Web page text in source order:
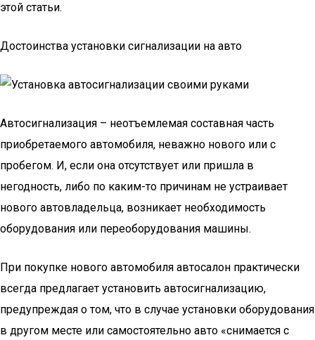
этой статьи.
Достоинства установки сигнализации на авто
Автосигнализация – неотъемлемая составная часть
приобретаемого автомобиля, неважно нового или с
пробегом. И, если она отсутствует или пришла в
негодность, либо по каким-то причинам не устраивает
нового автовладельца, возникает необходимость
оборудования или переоборудования машины.
При покупке нового автомобиля автосалон практически
всегда предлагает установить автосигнализацию,
предупреждая о том, что в случае установки оборудования
в другом месте или самостоятельно авто «снимается с